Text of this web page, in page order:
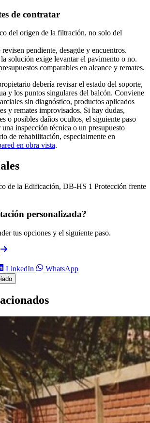
de contratar
del origen de la filtración, no solo del
pendiente, desagüe y encuentros.
solución exige levantar el pavimento o no.
comparables en alcance y remates.
debería revisar el estado del soporte,
y los puntos singulares del balcón. Conviene
sin diagnóstico, productos aplicados
y remates improvisados. Si hay dudas,
o posibles daños ocultos, el siguiente paso
inspección técnica o un presupuesto
de rehabilitación, especialmente en
en obra vista.
de la Edificación, DB-HS 1 Protección frente
personalizada?
tus opciones y el siguiente paso.
LinkedIn WhatsApp